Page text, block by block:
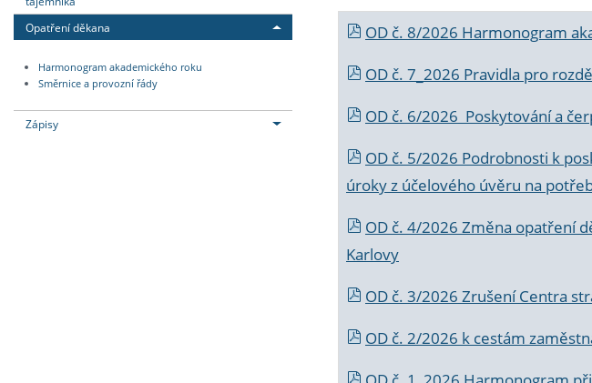
Opatření děkana
Harmonogram akademického roku
Směrnice a provozní řády
Zápisy
OD č. 8/2026 Harmonogram
OD č. 7_2026 Pravidla pro
OD č. 6/2026 Poskytování a
OD č. 5/2026 Podrobnosti k
úroky z účelového úvěru na
OD č. 4/2026 Změna opatření
Karlovy
OD č. 3/2026 Zrušení Centra
OD č. 2/2026 k cestám